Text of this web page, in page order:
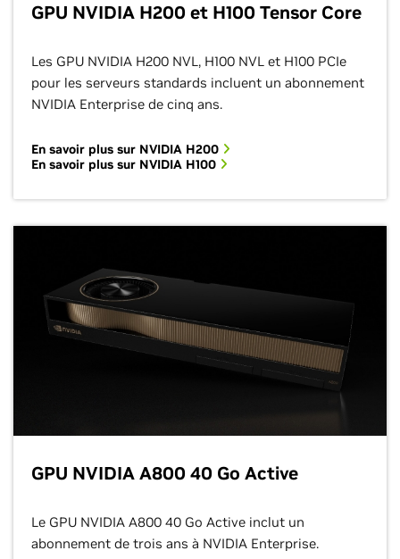
GPU NVIDIA H200 et H100 Tensor Core
Les GPU NVIDIA H200 NVL, H100 NVL et H100 PCIe
pour les serveurs standards incluent un abonnement
NVIDIA Enterprise de cinq ans.
En savoir plus sur NVIDIA H200
En savoir plus sur NVIDIA H100
GPU NVIDIA A800 40 Go Active
Le GPU NVIDIA A800 40 Go Active inclut un
abonnement de trois ans à NVIDIA Enterprise.